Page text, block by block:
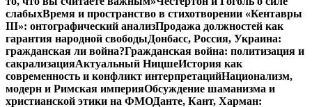
слабыхВремя и пространство в стихотворении «Кентавры
III»: онтографический анализПродажа должностей как
гарантия народной свободыДонбасс, Россия, Украина:
гражданская ли война?Гражданская война: политизация и
сакрализацияАктуальный НицшеИстория как
современность и конфликт интерпретацийНационализм,
модерн и Римская империяОбсуждение шаманизма и
христианской этики на ФМОДанте, Кант, Харман: